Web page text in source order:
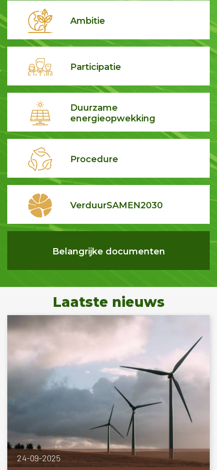
Ambitie
Participatie
Duurzame
energieopwekking
Procedure
VerduurSAMEN2030
Belangrijke documenten
Laatste nieuws
24-09-2025